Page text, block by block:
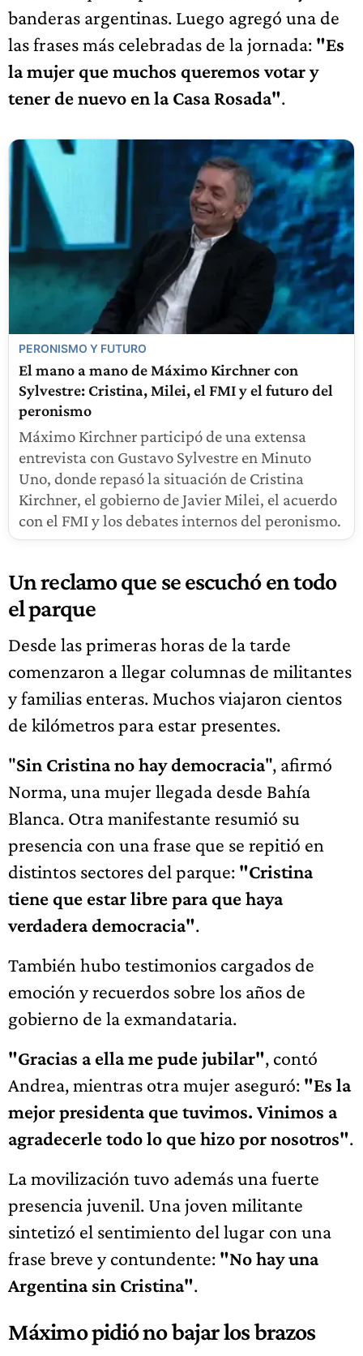
banderas argentinas. Luego agregó una de
las frases más celebradas de la jornada: "Es
la mujer que muchos queremos votar y
tener de nuevo en la Casa Rosada".
PERONISMO Y FUTURO
El mano a mano de Máximo Kirchner con
Sylvestre: Cristina, Milei, el FMI y el futuro del
peronismo
Máximo Kirchner participó de una extensa
entrevista con Gustavo Sylvestre en Minuto
Uno, donde repasó la situación de Cristina
Kirchner, el gobierno de Javier Milei, el acuerdo
con el FMI y los debates internos del peronismo.
Un reclamo que se escuchó en todo
el parque
Desde las primeras horas de la tarde
comenzaron a llegar columnas de militantes
y familias enteras. Muchos viajaron cientos
de kilómetros para estar presentes.
"Sin Cristina no hay democracia", afirmó
Norma, una mujer llegada desde Bahía
Blanca. Otra manifestante resumió su
presencia con una frase que se repitió en
distintos sectores del parque: "Cristina
tiene que estar libre para que haya
verdadera democracia".
También hubo testimonios cargados de
emoción y recuerdos sobre los años de
gobierno de la exmandataria.
"Gracias a ella me pude jubilar", contó
Andrea, mientras otra mujer aseguró: "Es la
mejor presidenta que tuvimos. Vinimos a
agradecerle todo lo que hizo por nosotros".
La movilización tuvo además una fuerte
presencia juvenil. Una joven militante
sintetizó el sentimiento del lugar con una
frase breve y contundente: "No hay una
Argentina sin Cristina".
Máximo pidió no bajar los brazos